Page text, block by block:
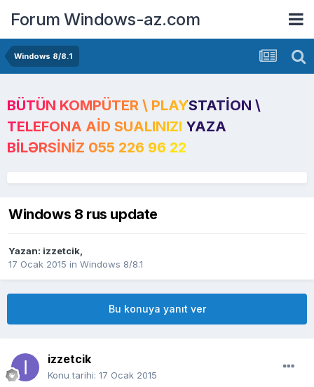
Forum Windows-az.com
Windows 8/8.1
BÜTÜN KOMPÜTER \ PLAYSTATION \
TELEFONA AID SUALINIZI YAZA
BILƏRSINIZ 055 226 96 22
Windows 8 rus update
Yazan: izzetcik,
17 Ocak 2015 in Windows 8/8.1
Bu konuya yanıt ver
izzetcik
Konu tarihi: 17 Ocak 2015